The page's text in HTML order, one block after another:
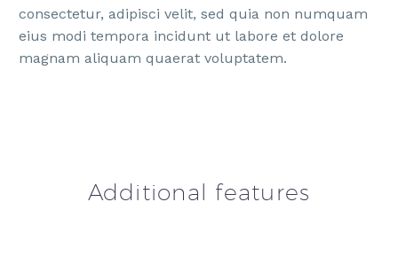
consectetur, adipisci velit, sed quia non numquam
eius modi tempora incidunt ut labore et dolore
magnam aliquam quaerat voluptatem.
Additional features